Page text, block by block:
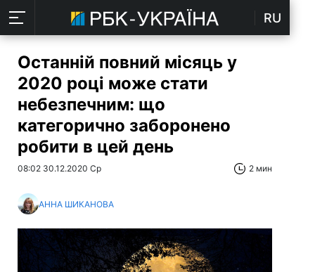
RU
Останній повний місяць у
2020 році може стати
небезпечним: що
категорично заборонено
робити в цей день
08:02 30.12.2020 Ср 2 мин
АННА ШИКАНОВА